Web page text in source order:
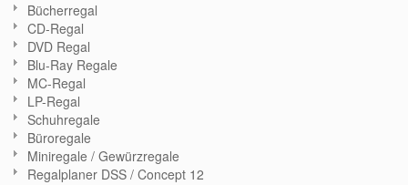
Bücherregal
CD-Regal
DVD Regal
Blu-Ray Regale
MC-Regal
LP-Regal
Schuhregale
Büroregale
Miniregale / Gewürzregale
Regalplaner DSS / Concept 12